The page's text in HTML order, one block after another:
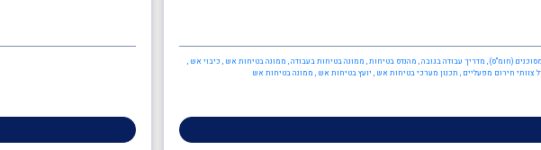
(חומ"ס) , מדריך עבודה בגובה , מהנדס בטיחות , ממונה בטיחות בעבודה , ממונה בטיחות אש , כיבוי אש ,
צוותי חירום מפעליים , תכנון מערכי בטיחות אש , יועץ בטיחות אש , ממונה בטיחות אש